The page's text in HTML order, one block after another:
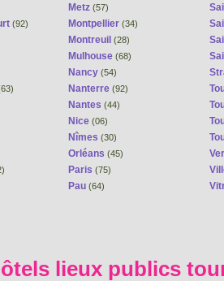
(92)
Metz (57)
Montpellier (34)
Montreuil (28)
Mulhouse (68)
Nancy (54)
Nanterre (92)
Nantes (44)
Nice (06)
Nîmes (30)
Orléans (45)
Paris (75)
Pau (64)
lieux publics